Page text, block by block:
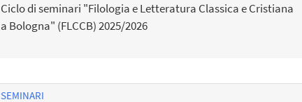
Ciclo di seminari "Filologia e Letteratura Classica e Cristiana
a Bologna" (FLCCB) 2025/2026
SEMINARI